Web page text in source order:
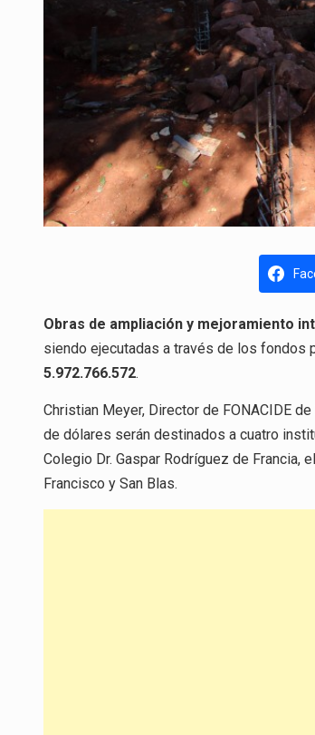
Obras de ampliación y mejoramiento
siendo ejecutadas a través de los fondos
5.972.766.572.
Christian Meyer, Director de FONACIDE
de dólares serán destinados a cuatro
Colegio Dr. Gaspar Rodríguez de Francia,
Francisco y San Blas.